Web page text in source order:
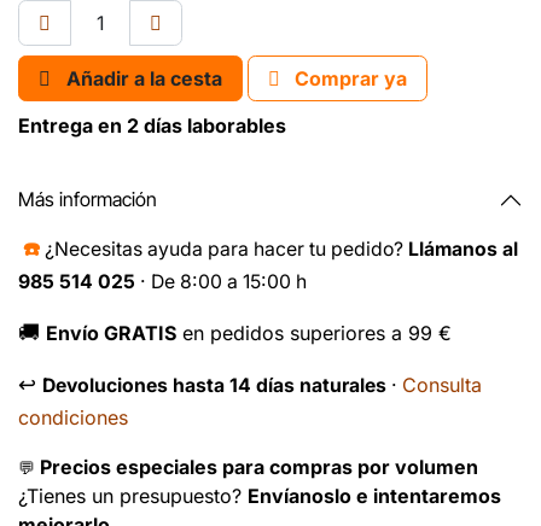
Añadir a la cesta
Comprar ya
Entrega en 2 días laborables
Más información
☎️ ¿Necesitas ayuda para hacer tu pedido? Llámanos al
985 514 025 · De 8:00 a 15:00 h
🚚 Envío GRATIS en pedidos superiores a 99 €
↩️ Devoluciones hasta 14 días naturales · Consulta
condiciones
💬 Precios especiales para compras por volumen
¿Tienes un presupuesto? Envíanoslo e intentaremos